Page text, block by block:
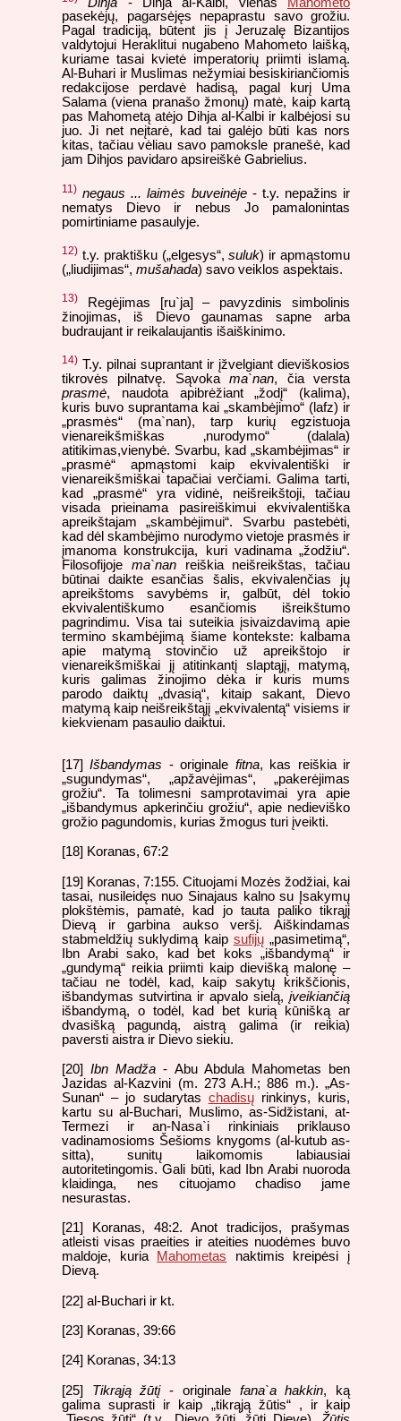
pasekėjų, pagarsėjęs nepaprastu savo grožiu.
Pagal tradiciją, būtent jis į Jeruzalę Bizantijos
valdytojui Heraklitui nugabeno Mahometo laišką,
kuriame tasai kvietė imperatorių priimti islamą.
Al-Buhari ir Muslimas nežymiai besiskiriančiomis
redakcijose perdavė hadisą, pagal kurį Uma
Salama (viena pranašo žmonų) matė, kaip kartą
pas Mahometą atėjo Dihja al-Kalbi ir kalbėjosi su
juo. Ji net neįtarė, kad tai galėjo būti kas nors
kitas, tačiau vėliau savo pamoksle pranešė, kad
jam Dihjos pavidaro apsireiškė Gabrielius.
11) negaus ... laimės buveinėje- t.y. nepažins ir
nematys Dievo ir nebus Jo pamalonintas
pomirtiniame pasaulyje.
12) t.y. praktišku („elgesys“,suluk) ir apmąstomu
(„liudijimas“, mušahada) savo veiklos aspektais.
13) Regėjimas [ru`ja] – pavyzdinis simbolinis
žinojimas, iš Dievo gaunamas sapne arba
budraujant ir reikalaujantis išaiškinimo.
14) T.y. pilnai suprantant ir įžvelgiant dieviškosios
tikrovės pilnatvę. Sąvokama`nan, čia versta
prasmė, naudota apibrėžiant „žodį“ (kalima),
kuris buvo suprantama kai „skambėjimo“ (lafz) ir
„prasmės“ (ma`nan), tarp kurių egzistuoja
vienareikšmiškas ‚nurodymo“ (dalala)
atitikimas,vienybė. Svarbu, kad „skambėjimas“ ir
„prasmė“ apmąstomi kaip ekvivalentiški ir
vienareikšmiškai tapačiai verčiami. Galima tarti,
kad „prasmė“ yra vidinė, neišreikštoji, tačiau
visada prieinama pasireiškimui ekvivalentiška
apreikštajam „skambėjimui“. Svarbu pastebėti,
kad dėl skambėjimo nurodymo vietoje prasmės ir
įmanoma konstrukcija, kuri vadinama „žodžiu“.
Filosofijoje ma`nanreiškia neišreikštas, tačiau
būtinai daikte esančias šalis, ekvivalenčias jų
apreikštoms savybėms ir, galbūt, dėl tokio
ekvivalentiškumo esančiomis išreikštumo
pagrindimu. Visa tai suteikia įsivaizdavimą apie
termino skambėjimą šiame kontekste: kalbama
apie matymą stovinčio už apreikštojo ir
vienareikšmiškai jį atitinkantį slaptąjį, matymą,
kuris galimas žinojimo dėka ir kuris mums
parodo daiktų „dvasią“, kitaip sakant, Dievo
matymą kaip neišreikštąjį „ekvivalentą“ visiems ir
kiekvienam pasaulio daiktui.
[17]Išbandymas - originale fitna, kas reiškia ir
„sugundymas“, „apžavėjimas“, „pakerėjimas
grožiu“. Ta tolimesni samprotavimai yra apie
„išbandymus apkerinčiu grožiu“, apie nedieviško
grožio pagundomis, kurias žmogus turi įveikti.
[18] Koranas, 67:2
[19] Koranas, 7:155. Cituojami Mozės žodžiai, kai
tasai, nusileidęs nuo Sinajaus kalno su Įsakymų
plokštėmis, pamatė, kad jo tauta paliko tikrąjį
Dievą ir garbina aukso veršį. Aiškindamas
stabmeldžių suklydimą kaip sufijų„pasimetimą“,
Ibn Arabi sako, kad bet koks „išbandymą“ ir
„gundymą“ reikia priimti kaip dievišką malonę –
tačiau ne todėl, kad, kaip sakytų krikščionis,
išbandymas sutvirtina ir apvalo sielą, įveikiančią
išbandymą, o todėl, kad bet kurią kūnišką ar
dvasišką pagundą, aistrą galima (ir reikia)
paversti aistra ir Dievo siekiu.
[20]Ibn Madža - Abu Abdula Mahometas ben
Jazidas al-Kazvini (m. 273 A.H.; 886 m.). „As-
Sunan“ – jo sudarytas chadisųrinkinys, kuris,
kartu su al-Buchari, Muslimo, as-Sidžistani, at-
Termezi ir an-Nasa`i rinkiniais priklauso
vadinamosioms Šešioms knygoms (al-kutub as-
sitta), sunitų laikomomis labiausiai
autoritetingomis. Gali būti, kad Ibn Arabi nuoroda
klaidinga, nes cituojamo chadiso jame
nesurastas.
[21] Koranas, 48:2. Anot tradicijos, prašymas
atleisti visas praeities ir ateities nuodėmes buvo
maldoje, kuria
Mahometas naktimis kreipėsi į
Dievą.
[22] al-Buchari ir kt.
[23] Koranas, 39:66
[24] Koranas, 34:13
[25] Tikrąją žūtį- originale fana`a hakkin, ką
galima suprasti ir kaip „tikrąją žūtis“ , ir kaip